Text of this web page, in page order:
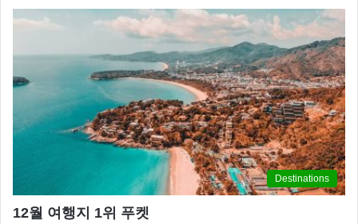
Destinations
12월 여행지 1위 푸켓